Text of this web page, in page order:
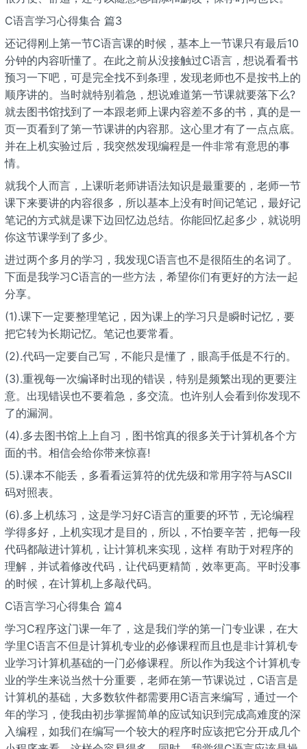
C语言学习心得集合 篇3
还记得刚上第一节C语言课的时候，基本上一节课只有最后10
分钟的内容听懂了。在此之前从没接触过C语言，想说看看书
预习一下吧，可是完全找不到条理，发现老师也不是按书上的
顺序讲的。当时就特别着急，想说难道第一节课就要落下么?
就去图书馆找到了一本跟老师上课内容差不多的书，真的是一
页一页看到了第一节课讲的内容那。这心里才有了一点点底。
并在上机实验过后，我突然发现编程是一件非常有意思的事
情。
就我个人而言，上课听老师讲语法知识是最重要的，老师一节
课下来要讲的内容很多，所以基本上没有时间记笔记，最好记
笔记的方式就是课下边回忆边总结。你能回忆起多少，就说明
你这节课学到了多少。
进过两个多月的学习，我发现C语言也不是很陌生的名词了。
下面是我学习C语言的一些方法，希望你们有更好的方法一起
分享。
(1).课下一定要整理笔记，因为课上的学习只是瞬时记忆，要
把它转为长期记忆。笔记也要常看。
(2).代码一定要自己写，不能只是懂了，眼高手低是不行的。
(3).重视每一次编译时出现的错误，特别是频繁出现的更要注
意。出现错误也不要着急，多交流。也许别人会看到你发现不
了的漏洞。
(4).多去图书馆上上自习，图书馆真的很多关于计算机各个方
面的书。相信会给你带来惊喜!
(5).课本不能丢，多看看运算符的优先级和常用字符与ASCII
码对照表。
(6).多上机练习，这是学习好C语言的重要的环节，无论编程
学得多好，上机实现才是目的，所以，不怕要辛苦，把每一段
代码都敲进计算机，让计算机来实现，这样 有助于对程序的
理解，并试着修改代码，让代码更精简，效率更高。平时没事
的时候，在计算机上多敲代码。
C语言学习心得集合 篇4
学习C程序这门课一年了，这是我们学的第一门专业课，在大
学里C语言不但是计算机专业的必修课程而且也是非计算机专
业学习计算机基础的一门必修课程。所以作为我这个计算机专
业的学生来说当然十分重要，老师在第一节课说过，C语言是
计算机的基础，大多数软件都需要用C语言来编写，通过一个
年的学习，使我由初步掌握简单的应试知识到完成高难度的深
入编程，如我们在编写一个较大的程序时应该把它分开成几个